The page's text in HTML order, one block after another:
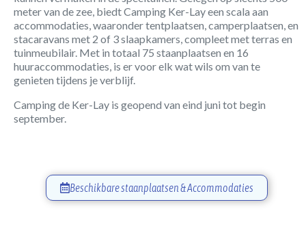
meter van de zee, biedt Camping Ker-Lay een scala aan
accommodaties, waaronder tentplaatsen, camperplaatsen, en
stacaravans met 2 of 3 slaapkamers, compleet met terras en
tuinmeubilair. Met in totaal 75 staanplaatsen en 16
huuraccommodaties, is er voor elk wat wils om van te
genieten tijdens je verblijf.
Camping de Ker-Lay is geopend van eind juni tot begin
september.
Beschikbare staanplaatsen & Accommodaties